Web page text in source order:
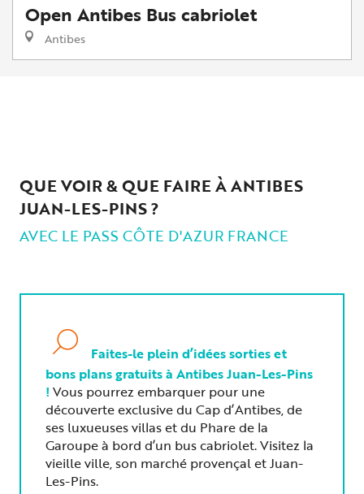
Open Antibes Bus cabriolet
Antibes
QUE VOIR & QUE FAIRE À ANTIBES
JUAN-LES-PINS ?
AVEC LE PASS CÔTE D'AZUR FRANCE
Faites-le plein d’idées sorties et
bons plans gratuits à Antibes Juan-Les-Pins
! Vous pourrez embarquer pour une
découverte exclusive du Cap d’Antibes, de
ses luxueuses villas et du Phare de la
Garoupe à bord d’un bus cabriolet. Visitez la
vieille ville, son marché provençal et Juan-
Les-Pins.